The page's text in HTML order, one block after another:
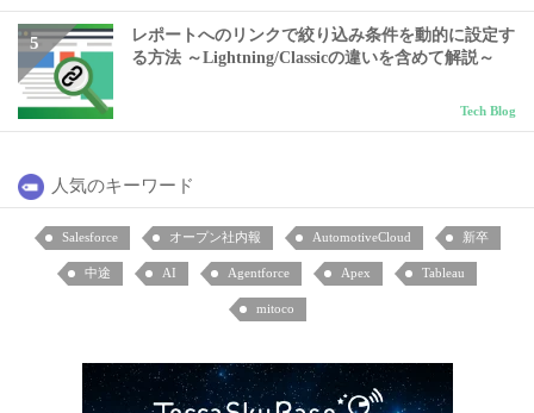
レポートへのリンクで絞り込み条件を動的に設定す
る方法 ～Lightning/Classicの違いを含めて解説～
Tech Blog
人気のキーワード
Salesforce オープン社内報 AutomotiveCloud 新卒
中途 AI Agentforce Apex Tableau
mitoco